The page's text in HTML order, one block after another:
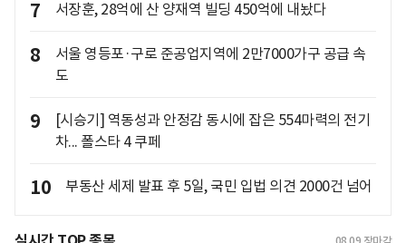
7 서장훈, 28억에 산 양재역 빌딩 450억에 내놨다
8
서울 영등포·구로 준공업지역에 2만7000가구 공급 속
도
9
[시승기] 역동성과 안정감 동시에 잡은 554마력의 전기
차... 폴스타 4 쿠페
10 부동산 세제 발표 후 5일, 국민 입법 의견 2000건 넘어